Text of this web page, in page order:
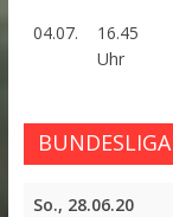
04.07.
16.45
Uhr
So., 28.06.20